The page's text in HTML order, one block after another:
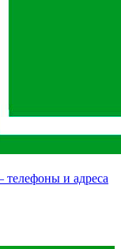
телефоны и адреса